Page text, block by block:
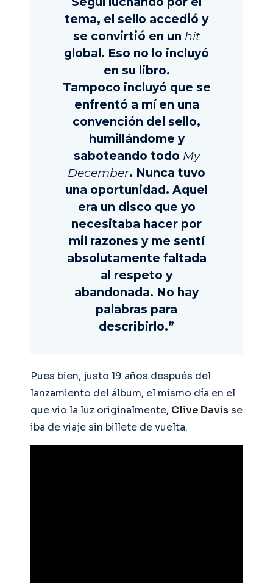
tema, el sello accedió y
se convirtió en un hit
global. Eso no lo incluyó
en su libro.
Tampoco incluyó que se
enfrentó a mí en una
convención del sello,
humillándome y
saboteando todo My
December. Nunca tuvo
una oportunidad. Aquel
era un disco que yo
necesitaba hacer por
mil razones y me sentí
absolutamente faltada
al respeto y
abandonada. No hay
palabras para
describirlo.”
Pues bien, justo 19 años después del
lanzamiento del álbum, el mismo día en el
que vio la luz originalmente, Clive Davisse
iba de viaje sin billete de vuelta.